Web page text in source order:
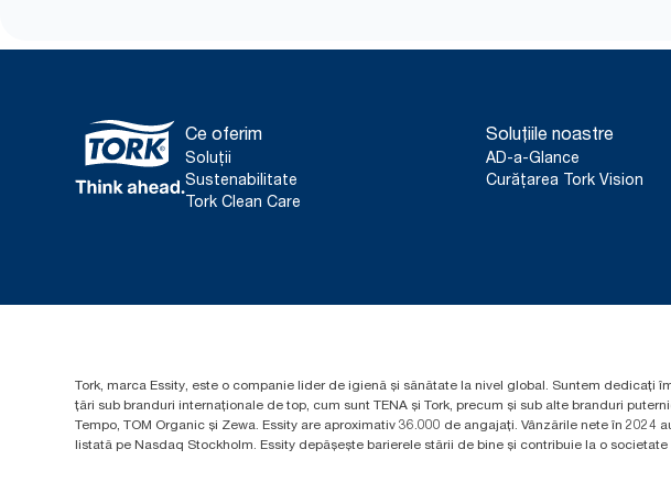
**
ciclului de
combinate
Ce oferim
Soluții
Sustenabilitate
Tork Clean Care
Soluțiile noastre
AD-a-Glance
Curățarea Tork Vision
Tork, marca Essity, este o companie lider de igienă și sănătate la nivel global. Suntem
țări sub branduri internaționale de top, cum sunt TENA și Tork, precum și sub alte branduri
Tempo, TOM Organic și Zewa. Essity are aproximativ 36.000 de angajați. Vânzările nete în
listată pe Nasdaq Stockholm. Essity depășește barierele stării de bine și contribuie la o